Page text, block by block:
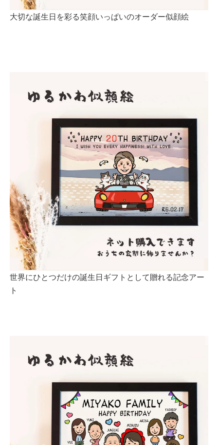
大切な誕生日を彩る笑顔いっぱいのオーダー似顔絵
世界にひとつだけの誕生日ギフトとして贈れる記念アー
ト